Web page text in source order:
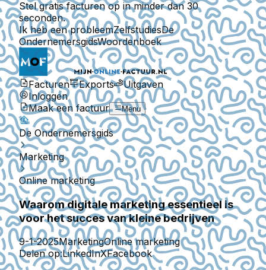
Stel gratis facturen op in minder dan 30
seconden.
Ik heb een probleemZelfstudiesDe
OndernemersgidsWoordenboek
Facturen Exports
Uitgaven
Inloggen
Maak een factuur
Menu
De Ondernemersgids
Marketing
Online marketing
Waarom digitale marketing essentieel is
voor het succes van kleine bedrijven
9-1-2025MarketingOnline marketing
Delen op:LinkedInXFacebook